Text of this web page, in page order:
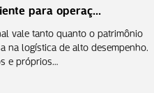
para operaç...
vale tanto quanto o patrimônio
na logística de alto desempenho.
e próprios…